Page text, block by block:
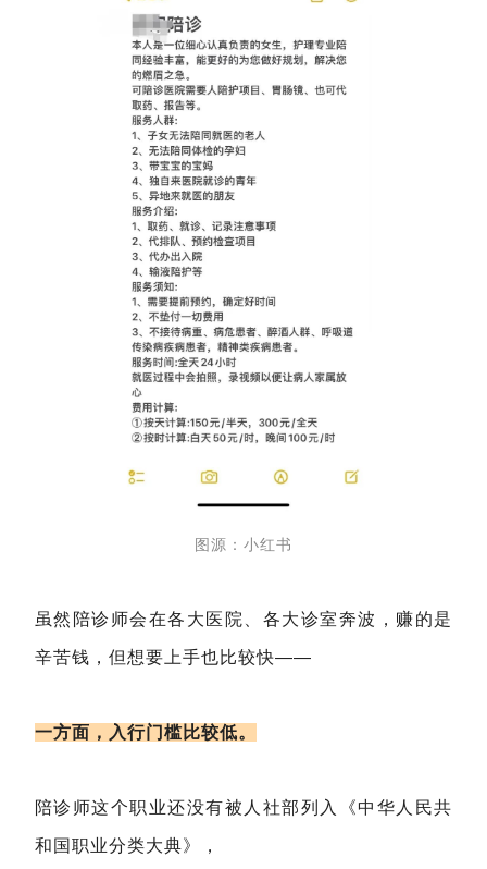
图源：小红书
虽然陪诊师会在各大医院、各大诊室奔波，赚的是
辛苦钱，但想要上手也比较快——
一方面，入行门槛比较低。
陪诊师这个职业还没有被人社部列入《中华人民共
和国职业分类大典》，